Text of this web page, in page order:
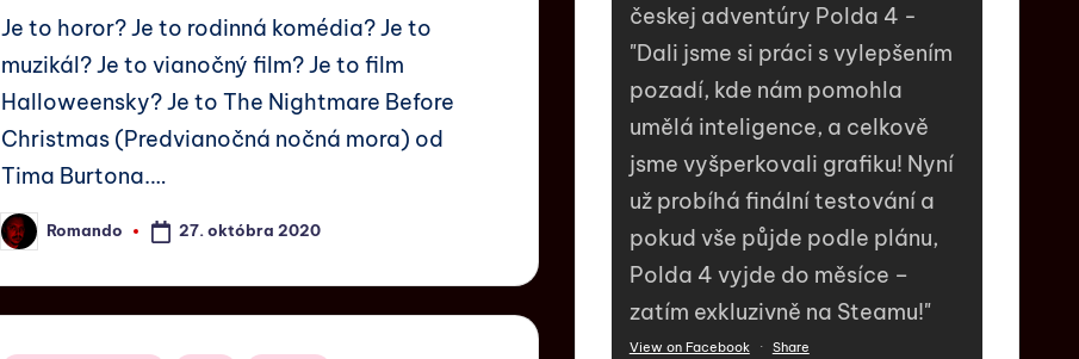
Je to horor? Je to rodinná komédia? Je to
muzikál? Je to vianočný film? Je to film
Halloweensky? Je to The Nightmare Before
Christmas (Predvianočná nočná mora) od
Tima Burtona.…
Romando 27. októbra 2020
českej adventúry Polda 4 -
"Dali jsme si práci s vylepšením
pozadí, kde nám pomohla
umělá inteligence, a celkově
jsme vyšperkovali grafiku! Nyní
už probíhá finální testování a
pokud vše půjde podle plánu,
Polda 4 vyjde do měsíce –
zatím exkluzivně na Steamu!"
View on Facebook · Share